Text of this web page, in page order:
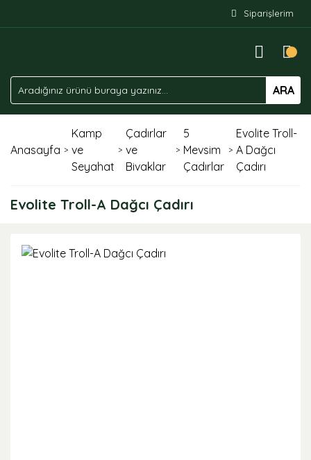
Siparişlerim
ARA
Anasayfa
Kamp
ve
Seyahat
Çadırlar
ve
Bivaklar
5
Mevsim
Çadırlar
Evolite Troll-
A Dağcı
Çadırı
Evolite Troll-A Dağcı Çadırı